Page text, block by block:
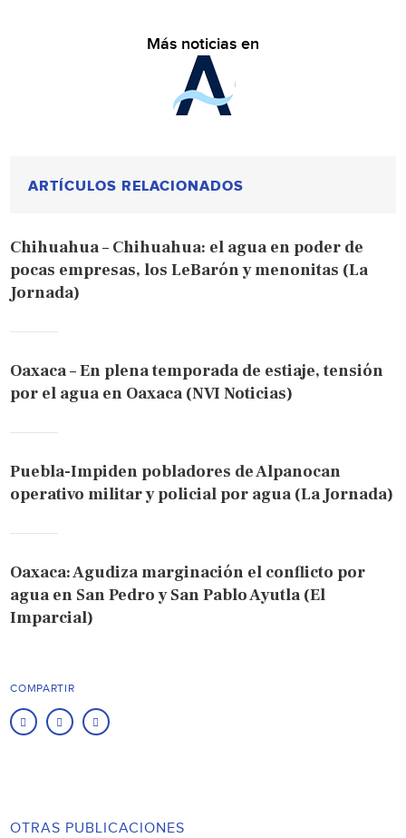
Más noticias en
ARTÍCULOS RELACIONADOS
Chihuahua – Chihuahua: el agua en poder de
pocas empresas, los LeBarón y menonitas (La
Jornada)
Oaxaca – En plena temporada de estiaje, tensión
por el agua en Oaxaca (NVI Noticias)
Puebla-Impiden pobladores de Alpanocan
operativo militar y policial por agua (La Jornada)
Oaxaca: Agudiza marginación el conflicto por
agua en San Pedro y San Pablo Ayutla (El
Imparcial)
COMPARTIR
OTRAS PUBLICACIONES